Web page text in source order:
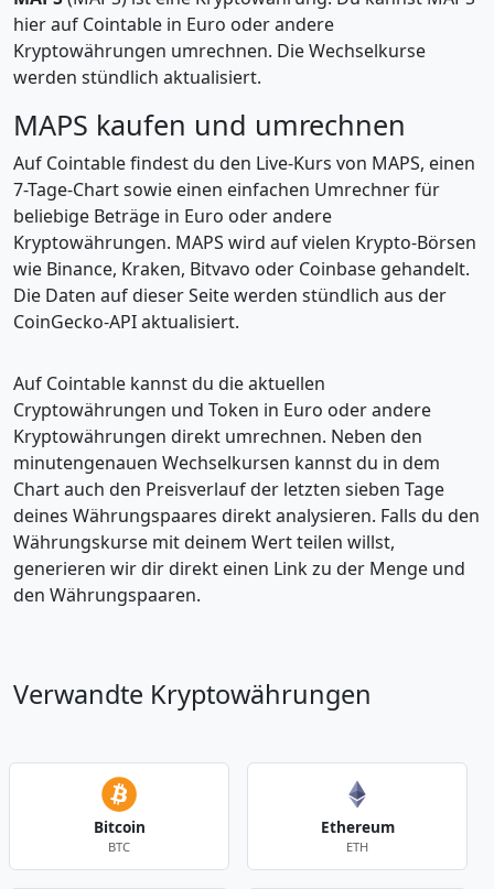
hier auf Cointable in Euro oder andere
Kryptowährungen umrechnen. Die Wechselkurse
werden stündlich aktualisiert.
MAPS kaufen und umrechnen
Auf Cointable findest du den Live-Kurs von MAPS, einen
7-Tage-Chart sowie einen einfachen Umrechner für
beliebige Beträge in Euro oder andere
Kryptowährungen. MAPS wird auf vielen Krypto-Börsen
wie Binance, Kraken, Bitvavo oder Coinbase gehandelt.
Die Daten auf dieser Seite werden stündlich aus der
CoinGecko-API aktualisiert.
Auf Cointable kannst du die aktuellen
Cryptowährungen und Token in Euro oder andere
Kryptowährungen direkt umrechnen. Neben den
minutengenauen Wechselkursen kannst du in dem
Chart auch den Preisverlauf der letzten sieben Tage
deines Währungspaares direkt analysieren. Falls du den
Währungskurse mit deinem Wert teilen willst,
generieren wir dir direkt einen Link zu der Menge und
den Währungspaaren.
Verwandte Kryptowährungen
Bitcoin
BTC
Ethereum
ETH